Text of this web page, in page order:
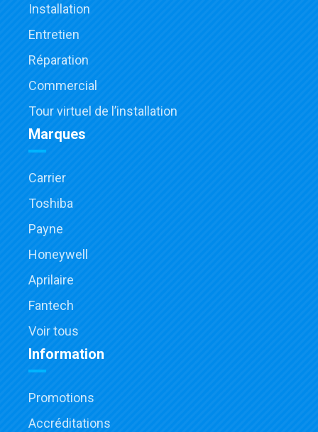
Installation
Entretien
Réparation
Commercial
Tour virtuel de l’installation
Marques
Carrier
Toshiba
Payne
Honeywell
Aprilaire
Fantech
Voir tous
Information
Promotions
Accréditations